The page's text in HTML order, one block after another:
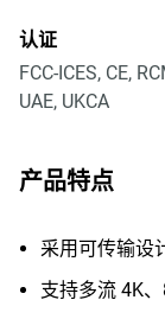
认证
FCC-ICES, CE,
UAE, UKCA
产品特点
采用可传输设
支持多流 4K